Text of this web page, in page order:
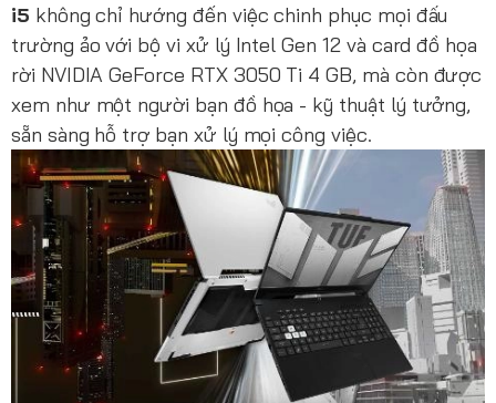
i5 không chỉ hướng đến việc chinh phục mọi đấu
trường ảo với bộ vi xử lý Intel Gen 12 và card đồ họa
rời NVIDIA GeForce RTX 3050 Ti 4 GB, mà còn được
xem như một người bạn đồ họa - kỹ thuật lý tưởng,
sẵn sàng hỗ trợ bạn xử lý mọi công việc.